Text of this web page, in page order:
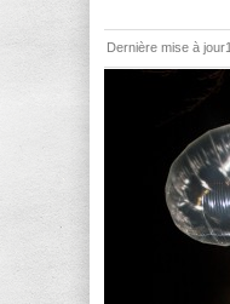
Dernière mise à